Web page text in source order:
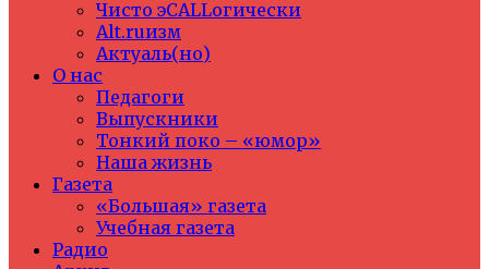
Чисто эCALLогически
Alt.ruизм
Актуаль(но)
О нас
Педагоги
Выпускники
Тонкий поко – «юмор»
Наша жизнь
Газета
«Большая» газета
Учебная газета
Радио